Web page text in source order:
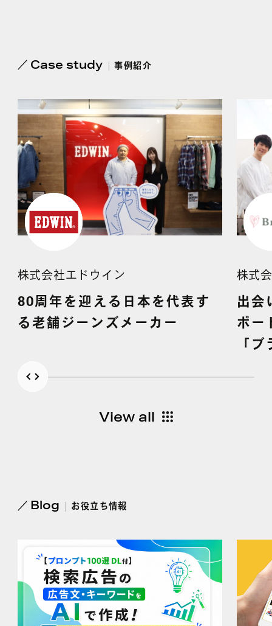
Case study 事例紹介
株式会社エドウイン
80周年を迎える日本を代表す
る老舗ジーンズメーカー
株式
出会
ポー
「
View all
Blog お役立ち情報